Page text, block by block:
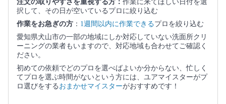
注文の取りやすさを重視する方： 作業に来てほしい日付を選
択して、その日が空いているプロに絞り込む
作業をお急ぎの方 ： 1週間以内に作業できるプロを絞り込む
愛知県犬山市の一部の地域にしか対応していない洗面所クリ
ーニングの業者もいますので、対応地域も合わせてご確認く
ださい。
初めての依頼でどのプロを選べばよいか分からない、忙しく
てプロを選ぶ時間がないという方には、ユアマイスターがプ
ロ選びをする おまかせマイスターがおすすめです！